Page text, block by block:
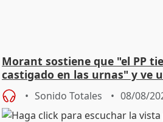
Morant sostiene que "el PP
castigado en las urnas" y ve
cambio"
Sonido Totales 08/08/